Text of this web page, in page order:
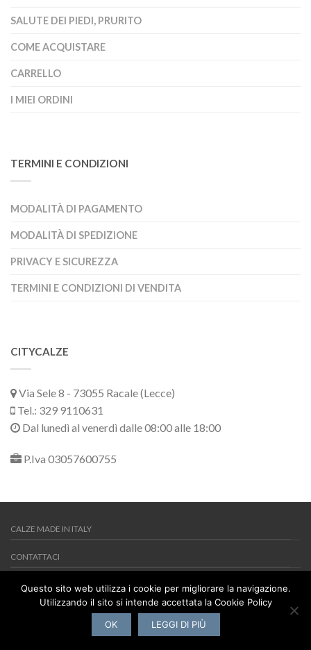
SALUTE DEI PIEDI, PRURITO
COME ACQUISTARE
CARRELLO
I MIEI ORDINI
TERMINI E CONDIZIONI
MODALITÀ DI PAGAMENTO
MODALITÀ DI SPEDIZIONE
PRIVACY E SICUREZZA
TERMINI E CONDIZIONI DI VENDITA
CITYCALZE
Via Sele 8 - 73055 Racale (Lecce)
Tel.: 329 9110631
Dal lunedì al venerdì dalle 08:00 alle 18:00
P.Iva 03057600755
CALZE MADE IN ITALY
CONTATTACI
MY WISHLIST
Copyright 2026 ©CitycalzeVia Sele 8 - 73055 Racale (Lecce) -
Tel.: 329 9110631 - P.Iva 03057600755
Questo sito web utilizza i cookie per migliorare la navigazione.
Utilizzando il sito si intende accettata la Cookie Policy
OK LEGGI DI PIÙ